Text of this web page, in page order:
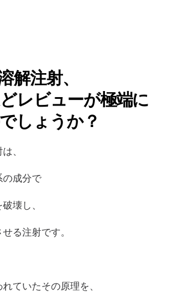
解注射、
レビューが極端に
しょうか？
、
の成分で
壊し、
る注射です。
ていたその原理を、